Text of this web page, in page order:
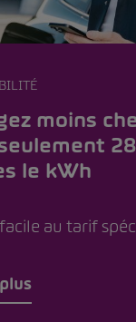
moins
28
le kWh
au tarif